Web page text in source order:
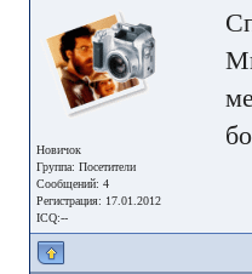
Новичок
Группа: Посетители
Сообщений: 4
Регистрация: 17.01.2012
ICQ:--